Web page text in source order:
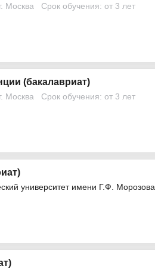
г. Москва Срок обучения: от 3 лет
(бакалавриат)
г. Москва Срок обучения: от 3 лет
университет имени Г.Ф. Морозова